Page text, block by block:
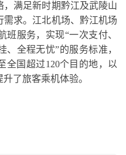
满足新时期黔江及武陵山
需求。江北机场、黔江机场
服务，实现“一次支付、
全程无忧”的服务标准，
全国超过120个目的地，以
了旅客乘机体验。